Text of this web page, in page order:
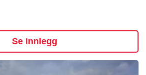
Se innlegg